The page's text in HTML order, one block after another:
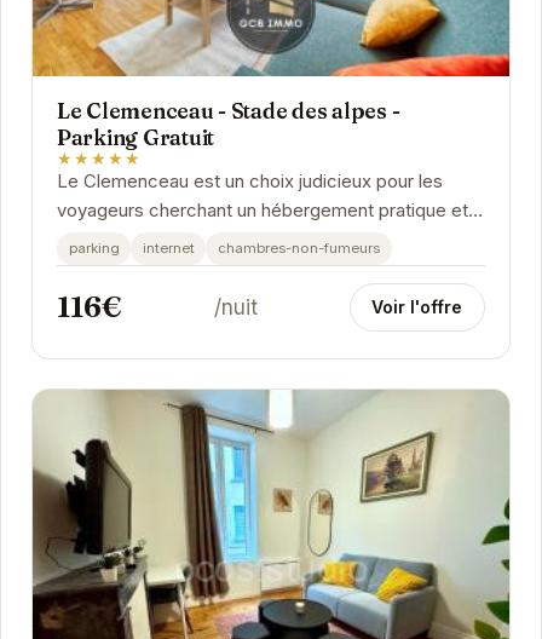
Le Clemenceau - Stade des alpes -
Parking Gratuit
★★★★★
Le Clemenceau est un choix judicieux pour les
voyageurs cherchant un hébergement pratique et
confortable à Grenoble. Sa proximité avec le
Stade...
parking internet chambres-non-fumeurs
116€ /nuit Voir l'offre